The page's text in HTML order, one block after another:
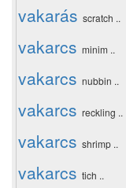
vakarás scratch ..
vakarcs minim ..
vakarcs nubbin ..
vakarcs reckling ..
vakarcs shrimp ..
vakarcs tich ..